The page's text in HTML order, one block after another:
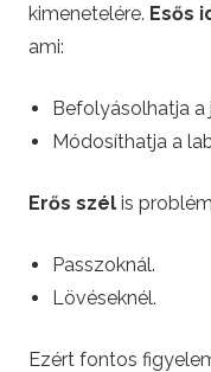
kimenetelére. Esős
ami:
Befolyásolhatja
Módosíthatja a
Erős szél is
Passzoknál.
Lövéseknél.
Ezért fontos